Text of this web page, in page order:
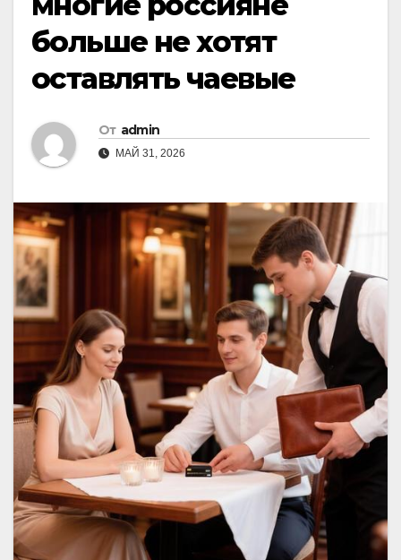
больше не хотят
оставлять чаевые
От admin
МАЙ 31, 2026